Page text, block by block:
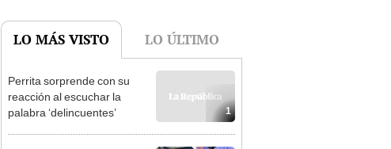
LO MÁS VISTO LO ÚLTIMO
1
Perrita sorprende con su
reacción al escuchar la
palabra ‘delincuentes’